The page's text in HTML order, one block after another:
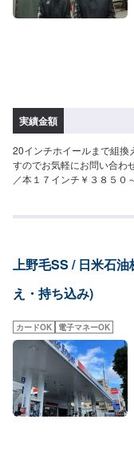
実績金額
20インチホイールまで組換
すのでお気軽にお問い合
／本１７インチ￥３８５０
になります※ランフラット
上野毛SS / 日米石
え・持ち込み)
カードOK 電子マネーOK